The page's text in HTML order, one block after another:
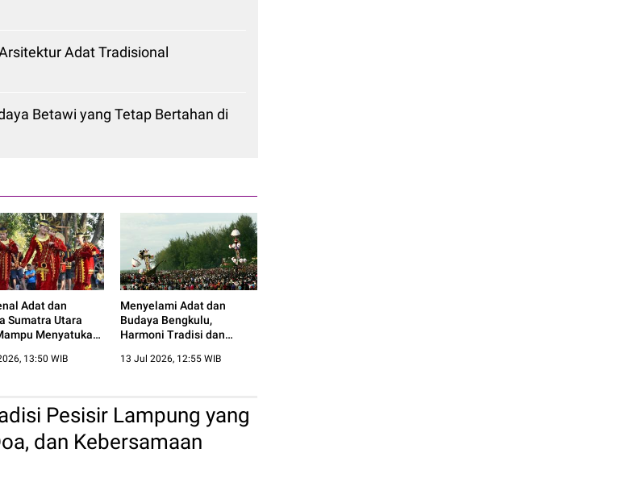
Adat Tradisional
Betawi yang Tetap Bertahan di
Adat dan
Sumatra Utara
Menyatukan
13:50 WIB
Menyelami Adat dan
Budaya Bengkulu,
Harmoni Tradisi dan
13 Jul 2026, 12:55 WIB
Pesisir Lampung yang
dan Kebersamaan